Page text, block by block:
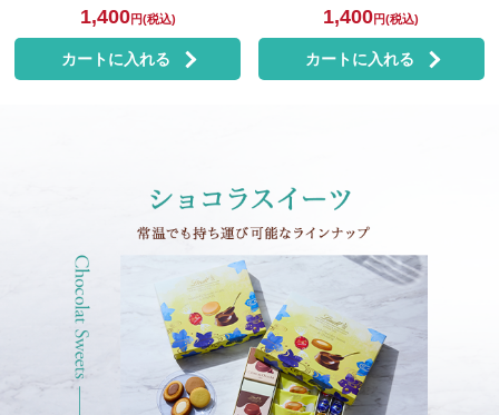
1,400円(税込)
カートに入れる
1,400円(税込)
カートに入れる